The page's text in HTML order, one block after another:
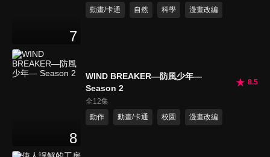
7
動畫/卡通
自然 科學 漫畫改編
8
WIND BREAKER—防風少年—
Season 2
8.5
全12集
動作
動畫/卡通 校園 漫畫改編